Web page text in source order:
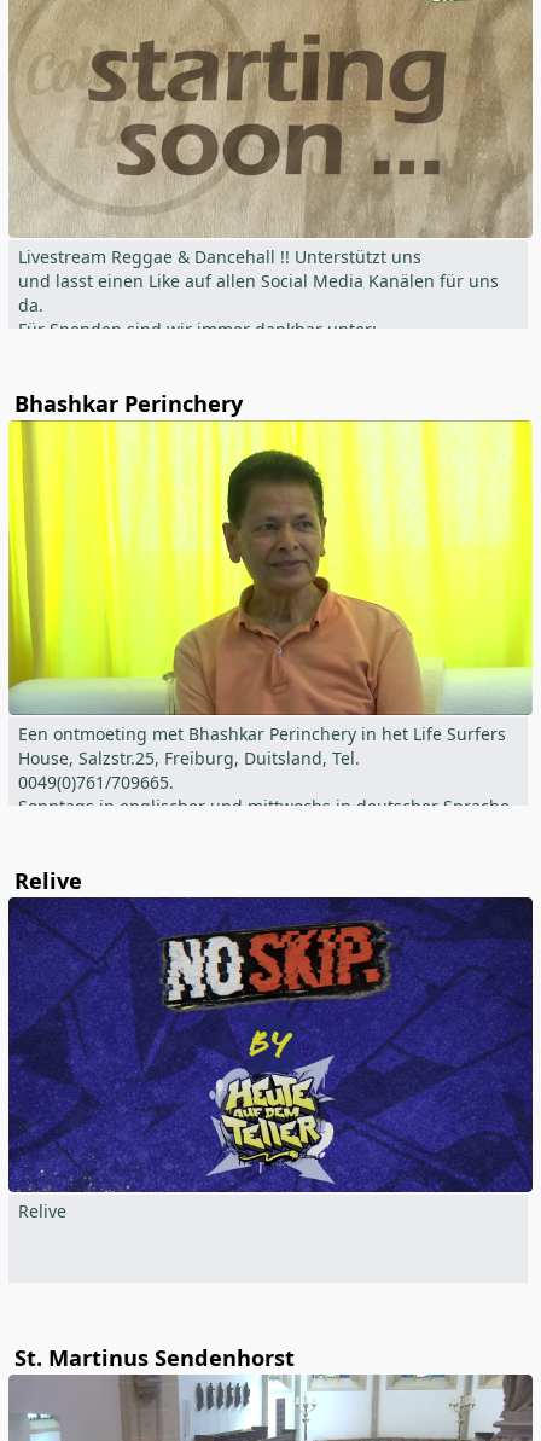
Pfarrei Maria Immaculata Biburg
Livestream Reggae & Dancehall !! Unterstützt uns
und lasst einen Like auf allen Social Media Kanälen für uns
da.
Für Spenden sind wir immer dankbar unter:
Bhashkar Perinchery
Een ontmoeting met Bhashkar Perinchery in het Life Surfers
House, Salzstr.25, Freiburg, Duitsland, Tel.
0049(0)761/709665.
Sonntags in englischer und mittwochs in deutscher Sprache,
Relive
Relive
St. Martinus Sendenhorst